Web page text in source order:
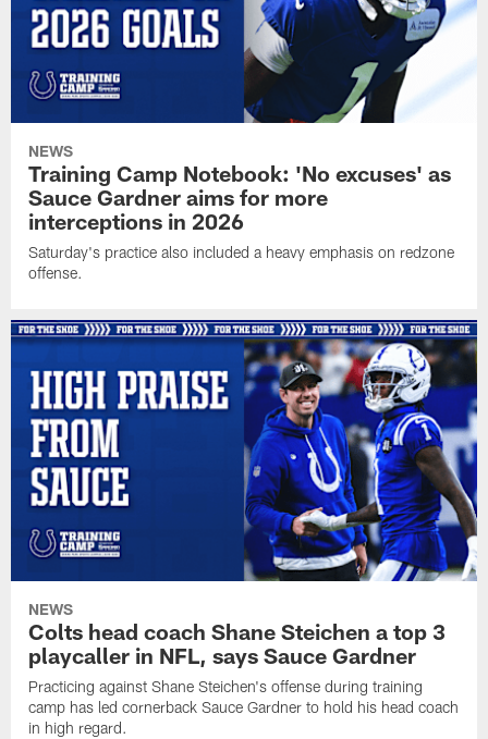
NEWS
Training Camp Notebook: 'No excuses' as
Sauce Gardner aims for more
interceptions in 2026
Saturday's practice also included a heavy emphasis on redzone
offense.
NEWS
Colts head coach Shane Steichen a top 3
playcaller in NFL, says Sauce Gardner
Practicing against Shane Steichen's offense during training
camp has led cornerback Sauce Gardner to hold his head coach
in high regard.